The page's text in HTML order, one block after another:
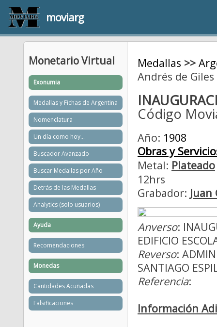
moviarg
Medallas >>
Andrés de
Código
Año: 1908
Obras y
Metal: Plateado
12hrs
Grabador:
Anverso:
EDIFICIO
Reverso:
SANTIAGO
Referencia:
Información
Monetario Virtual
Exonumia
Medallas y Fichas de Argentina
Nomenclatura
Un día como hoy...
Buscador Avanzado
Buscar Medallas por Año
Detrás de las Medallas
Analytics (solo usuarios)
Ayuda
Recomendaciones
Monedas
Cantidades Acuñadas
Falsificaciones